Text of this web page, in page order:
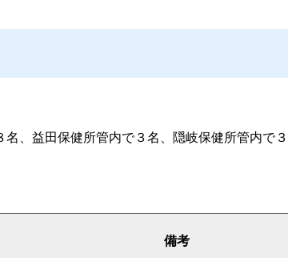
、益田保健所管内で３名、隠岐保健所管内で
備考